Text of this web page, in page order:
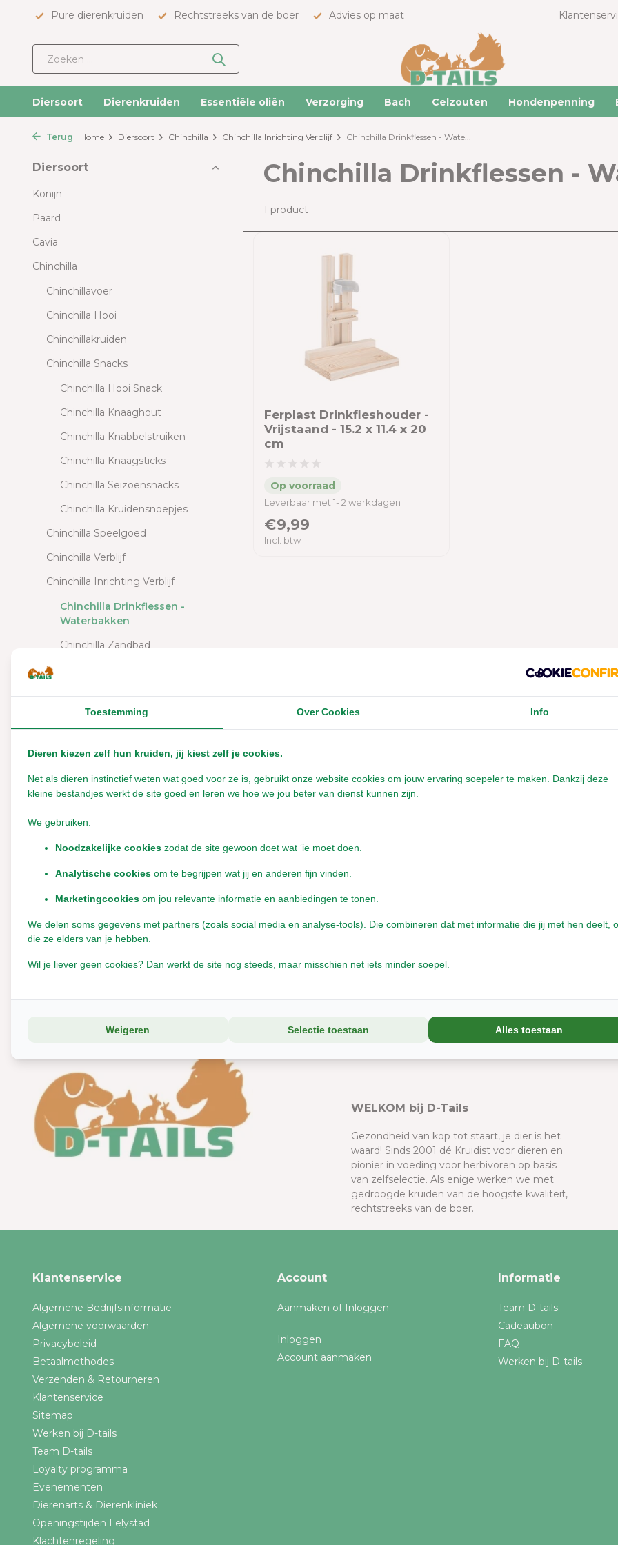
Pure dierenkruiden Rechtstreeks van de boer Advies op maat
Diersoort Dierenkruiden Essentiële oliën Verzorging Bach Celzouten Hondenpenning
Terug Home Diersoort Chinchilla Chinchilla Inrichting Verblijf Chinchilla Drinkflessen - Wate...
Diersoort
Konijn
Paard
Cavia
Chinchilla
Chinchillavoer
Chinchilla Hooi
Chinchillakruiden
Chinchilla Snacks
Chinchilla Hooi Snack
Chinchilla Knaaghout
Chinchilla Knabbelstruiken
Chinchilla Knaagsticks
Chinchilla Seizoensnacks
Chinchilla Kruidensnoepjes
Chinchilla Speelgoed
Chinchilla Verblijf
Chinchilla Inrichting Verblijf
Chinchilla Drinkflessen -
Waterbakken
Chinchilla Zandbad
Chinchilla Hooiruif
Chinchilla Plateaus
Chinchilla Wilgenbrug
Hamster
Muizen
Prijs filter
Tot
Chinchilla Drinkflessen -
1 product
Ferplast Drinkfleshouder -
Vrijstaand - 15.2 x 11.4 x 20
cm
Leverbaar met 1- 2 werkdagen
€9,99
Incl. btw
Overige categorieën in Diersoort
WELKOM bij D-Tails
Gezondheid van kop tot staart, je dier is het
waard! Sinds 2001 dé Kruidist voor dieren en
pionier in voeding voor herbivoren op basis
van zelfselectie. Als enige werken we met
gedroogde kruiden van de hoogste kwaliteit,
rechtstreeks van de boer.
Klantenservice
Algemene Bedrijfsinformatie
Algemene voorwaarden
Privacybeleid
Betaalmethodes
Verzenden & Retourneren
Klantenservice
Sitemap
Werken bij D-tails
Team D-tails
Loyalty programma
Evenementen
Dierenarts & Dierenkliniek
Openingstijden Lelystad
Klachtenregeling
Account
Aanmaken of Inloggen
Inloggen
Account aanmaken
Informatie
Team D-tails
Cadeaubon
FAQ
Werken bij D-tails
Toestemming Over Cookies Info
Dieren kiezen zelf hun kruiden, jij kiest zelf je cookies.
Net als dieren instinctief weten wat goed voor ze is, gebruikt onze website cookies om jouw ervaring soepeler te maken. Dankzij deze
kleine bestandjes werkt de site goed en leren we hoe we jou beter van dienst kunnen zijn.
We gebruiken:
Noodzakelijke cookies zodat de site gewoon doet wat ‘ie moet doen.
Analytische cookies om te begrijpen wat jij en anderen fijn vinden.
Marketingcookies om jou relevante informatie en aanbiedingen te tonen.
We delen soms gegevens met partners (zoals social media en analyse-tools). Die combineren dat met informatie die jij met hen deelt,
die ze elders van je hebben.
Wil je liever geen cookies? Dan werkt de site nog steeds, maar misschien net iets minder soepel.
Weigeren Selectie toestaan Alles toestaan